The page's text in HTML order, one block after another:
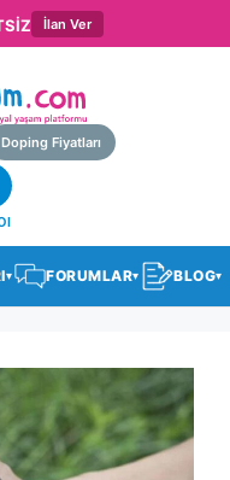
İlan Ver
Doping Fiyatları
▾ FORUMLAR▾ BLOG▾